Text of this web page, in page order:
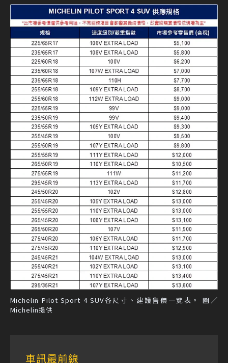
Michelin Pilot Sport 4 SUV各尺寸、建議售價一覽表。 圖／
Michelin提供
車訊最前線